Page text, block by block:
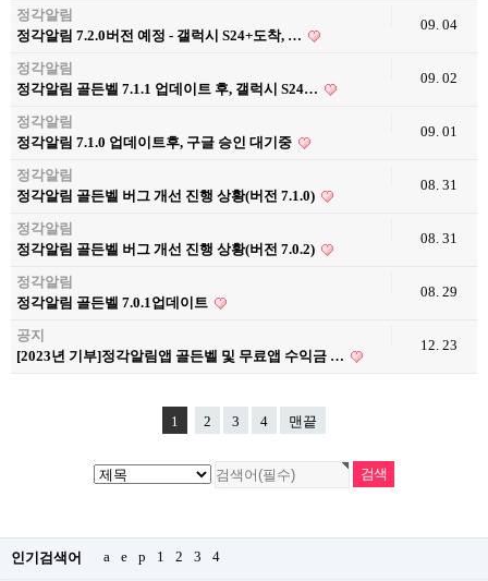
정각알림
정각알림 7.2.0버전 예정 - 갤럭시 S24+도착, …
09. 04
정각알림
정각알림 골든벨 7.1.1 업데이트 후, 갤럭시 S24…
09. 02
정각알림
정각알림 7.1.0 업데이트후, 구글 승인 대기중
09. 01
정각알림
정각알림 골든벨 버그 개선 진행 상황(버전 7.1.0)
08. 31
정각알림
정각알림 골든벨 버그 개선 진행 상황(버전 7.0.2)
08. 31
정각알림
정각알림 골든벨 7.0.1업데이트
08. 29
공지
[2023년 기부]정각알림앱 골든벨 및 무료앱 수익금 …
12. 23
1 2 3 4 맨끝
인기검색어 a e p 1 2 3 4